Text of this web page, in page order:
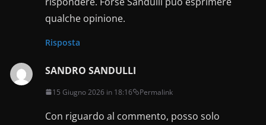
qualche opinione.
Risposta
SANDRO SANDULLI
15 Giugno 2026 in 18:16 Permalink
Con riguardo al commento, posso solo